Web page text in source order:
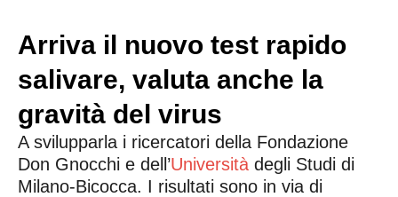
Arriva il nuovo test rapido
salivare, valuta anche la
gravità del virus
A svilupparla i ricercatori della Fondazione
Don Gnocchi e dell’Università degli Studi di
Milano-Bicocca. I risultati sono in via di